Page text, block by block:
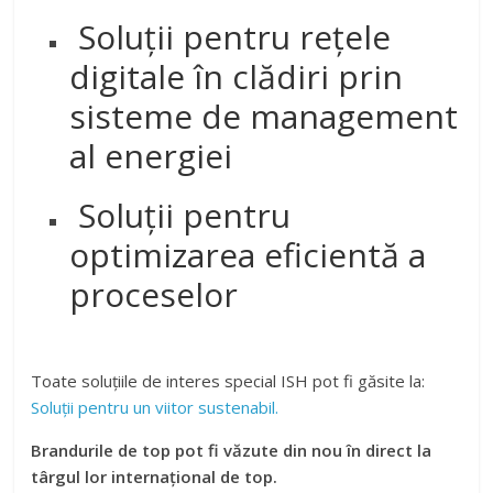
Soluții pentru rețele
digitale în clădiri prin
sisteme de management
al energiei
Soluţii pentru
optimizarea eficientă a
proceselor
Toate soluțiile de interes special ISH pot fi găsite la:
Soluții pentru un viitor sustenabil.
Brandurile de top pot fi văzute din nou în direct la
târgul lor internațional de top.